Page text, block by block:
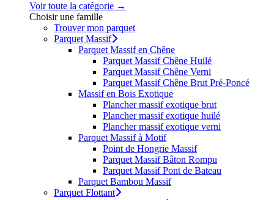
Voir toute la catégorie →
Choisir une famille
Trouver mon parquet
Parquet Massif
Parquet Massif en Chêne
Parquet Massif Chêne Huilé
Parquet Massif Chêne Verni
Parquet Massif Chêne Brut Pré-Poncé
Massif en Bois Exotique
Plancher massif exotique brut
Plancher massif exotique huilé
Plancher massif exotique verni
Parquet Massif à Motif
Point de Hongrie Massif
Parquet Massif Bâton Rompu
Parquet Massif Pont de Bateau
Parquet Bambou Massif
Parquet Flottant